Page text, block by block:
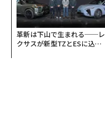
革新は下山で生まれる──レ
クサスが新型TZとESに込め